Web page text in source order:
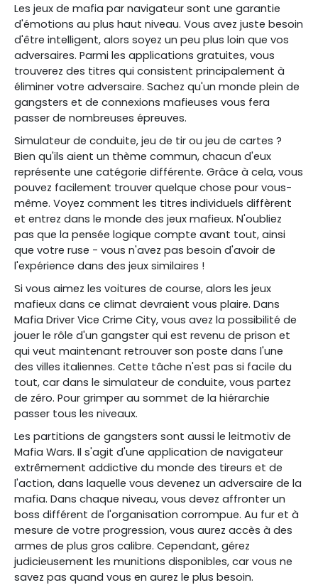
Les jeux de mafia par navigateur sont une garantie
d'émotions au plus haut niveau. Vous avez juste besoin
d'être intelligent, alors soyez un peu plus loin que vos
adversaires. Parmi les applications gratuites, vous
trouverez des titres qui consistent principalement à
éliminer votre adversaire. Sachez qu'un monde plein de
gangsters et de connexions mafieuses vous fera
passer de nombreuses épreuves.
Simulateur de conduite, jeu de tir ou jeu de cartes ?
Bien qu'ils aient un thème commun, chacun d'eux
représente une catégorie différente. Grâce à cela, vous
pouvez facilement trouver quelque chose pour vous-
même. Voyez comment les titres individuels diffèrent
et entrez dans le monde des jeux mafieux. N'oubliez
pas que la pensée logique compte avant tout, ainsi
que votre ruse - vous n'avez pas besoin d'avoir de
l'expérience dans des jeux similaires !
Si vous aimez les voitures de course, alors les jeux
mafieux dans ce climat devraient vous plaire. Dans
Mafia Driver Vice Crime City, vous avez la possibilité de
jouer le rôle d'un gangster qui est revenu de prison et
qui veut maintenant retrouver son poste dans l'une
des villes italiennes. Cette tâche n'est pas si facile du
tout, car dans le simulateur de conduite, vous partez
de zéro. Pour grimper au sommet de la hiérarchie
passer tous les niveaux.
Les partitions de gangsters sont aussi le leitmotiv de
Mafia Wars. Il s'agit d'une application de navigateur
extrêmement addictive du monde des tireurs et de
l'action, dans laquelle vous devenez un adversaire de la
mafia. Dans chaque niveau, vous devez affronter un
boss différent de l'organisation corrompue. Au fur et à
mesure de votre progression, vous aurez accès à des
armes de plus gros calibre. Cependant, gérez
judicieusement les munitions disponibles, car vous ne
savez pas quand vous en aurez le plus besoin.